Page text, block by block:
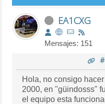
EA1CXG
Mensajes: 151
Hola, no consigo hacer funcionar hamlib con ft-
2000, en "güindosss"
el equipo esta